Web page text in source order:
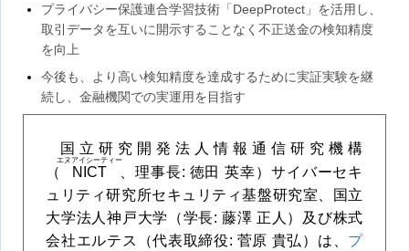
プライバシー保護連合学習技術「DeepProtect」を活用し、
取引データを互いに開示することなく不正送金の検知精度
を向上
今後も、より高い検知精度を達成するために実証実験を継
続し、金融機関での実運用を目指す
国立研究開発法人情報通信研究機構
（
NICT
エヌアイシーティー
、理事長: 徳田 英幸）サイバーセキ
ュリティ研究所セキュリティ基盤研究室、国立
大学法人神戸大学（学長: 藤澤 正人）及び株式
会社エルテス（代表取締役: 菅原 貴弘）は、 プ